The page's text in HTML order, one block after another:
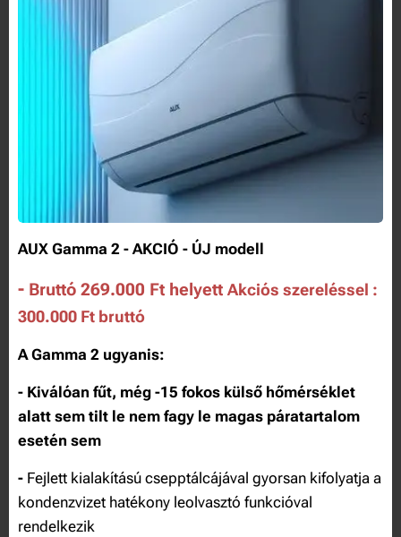
AUX Gamma 2 - AKCIÓ - ÚJ modell
- Bruttó 269.000 Ft helyett Akciós szereléssel :
300.000 Ft bruttó
A Gamma 2 ugyanis:
- Kiválóan fűt, még -15 fokos külső hőmérséklet
alatt sem tilt le nem fagy le magas páratartalom
esetén sem
- Fejlett kialakítású csepptálcájával gyorsan kifolyatja a
kondenzvizet hatékony leolvasztó funkcióval
rendelkezik